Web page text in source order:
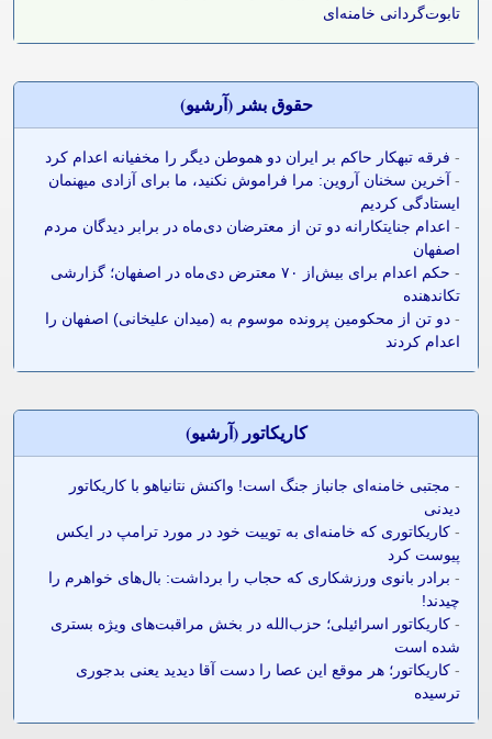
تابوت‌گردانی خامنه‌ای
حقوق بشر (آرشيو)
- فرقه تبهکار حاکم بر ایران دو هموطن دیگر را مخفیانه اعدام کرد
- آخرین سخنان آروین: مرا فراموش نکنید، ما برای آزادی میهنمان
ایستادگی کردیم
- اعدام جنایتکارانه دو تن از معترضان دی‌ماه در برابر دیدگان مردم
اصفهان
-
حکم اعدام برای بیش‌از ۷۰ معترض دی‌ماه در اصفهان؛ گزارشی
تکاندهنده
- دو تن از محکومین پرونده موسوم به (میدان علیخانی) اصفهان را
اعدام کردند
کاريکاتور (آرشيو)
- مجتبی خامنه‌ای جانباز جنگ است! واکنش نتانیاهو با کاریکاتور
دیدنی
- کاریکاتوری که خامنه‌ای به توییت خود در مورد ترامپ در ایکس
پیوست کرد
- برادر بانوی ورزشکاری که حجاب را برداشت: بال‌های خواهرم را
چیدند!
- کاریکاتور اسرائیلی؛ حزب‌الله در بخش مراقبت‌های ویژه بستری
شده است
- کاریکاتور؛ هر موقع این عصا را دست آقا دیدید یعنی بدجوری
ترسیده